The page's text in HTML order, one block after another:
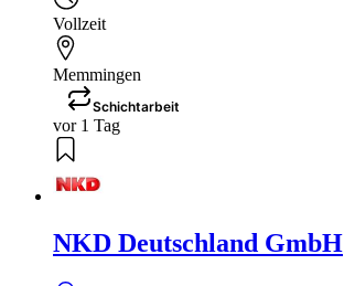
Vollzeit
Memmingen
Schichtarbeit
vor 1 Tag
NKD Deutschland GmbH